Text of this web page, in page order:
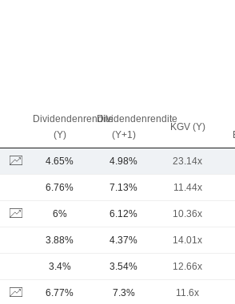
Dividendenrendite
(Y)
Dividendenrendite
(Y+1)
KGV (Y)
4.65% 4.98% 23.14x
6.76% 7.13% 11.44x
6% 6.12% 10.36x
3.88% 4.37% 14.01x
3.4% 3.54% 12.66x
6.77% 7.3% 11.6x